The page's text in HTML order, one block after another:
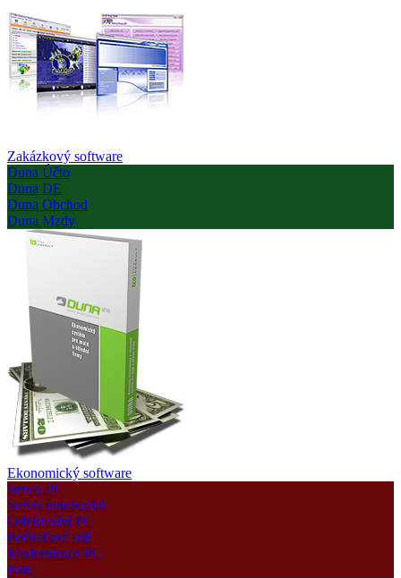
Zakázkový software
Duna Účto
Duna DE
Duna Obchod
Duna Mzdy
Ekonomický software
Servis PC
Servis notebooků
Odvirování PC
Počítačové sítě
Modernizace PC
Foto